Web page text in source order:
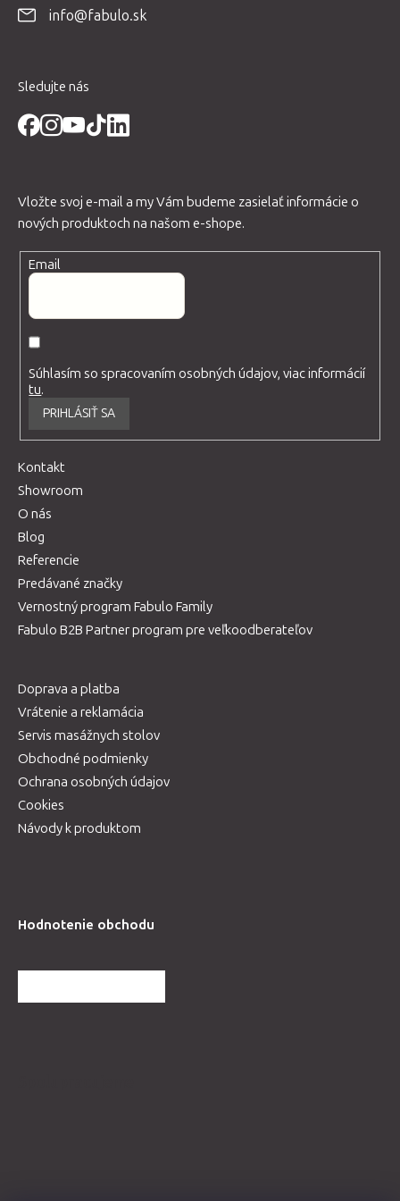
info@fabulo.sk
Sledujte nás
Vložte svoj e-mail a my Vám budeme zasielať informácie o
nových produktoch na našom e-shope.
Email
Súhlasím so spracovaním osobných údajov, viac informácií
tu.
PRIHLÁSIŤ SA
Kontakt
Showroom
O nás
Blog
Referencie
Predávané značky
Vernostný program Fabulo Family
Fabulo B2B Partner program pre veľkoodberateľov
Doprava a platba
Vrátenie a reklamácia
Servis masážnych stolov
Obchodné podmienky
Ochrana osobných údajov
Cookies
Návody k produktom
Hodnotenie obchodu